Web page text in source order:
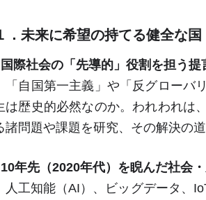
．未来に希望の持てる健全な
際社会の「先導的」役割を担う提
自国第一主義」や「反グローバ
は歴史的必然なのか。われわれは
諸問題や課題を研究、その解決の道
10年先（2020年代）を睨んだ社会
工知能（AI ）、ビッグデータ、